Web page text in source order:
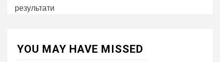
результати
YOU MAY HAVE MISSED